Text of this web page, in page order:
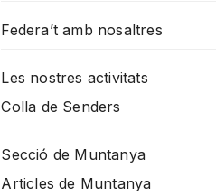
Federa’t amb nosaltres
Les nostres activitats
Colla de Senders
Secció de Muntanya
Articles de Muntanya